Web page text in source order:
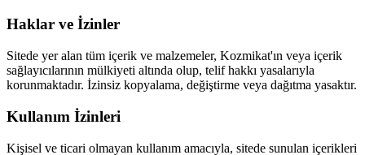
Haklar ve İzinler
Sitede yer alan tüm içerik ve malzemeler, Kozmikat'ın veya içerik
sağlayıcılarının mülkiyeti altında olup, telif hakkı yasalarıyla
korunmaktadır. İzinsiz kopyalama, değiştirme veya dağıtma yasaktır.
Kullanım İzinleri
Kişisel ve ticari olmayan kullanım amacıyla, sitede sunulan içerikleri